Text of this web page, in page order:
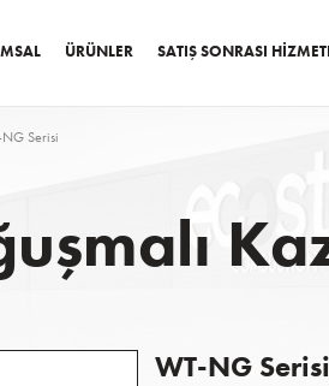
ÜRÜNLER SATIŞ SONRASI
Serisi
WT-NG Serisi